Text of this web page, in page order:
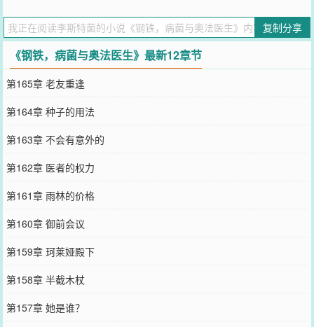
产力，顺手客串一回“现代医学之父”。防护学派的护盾术？刚好用来
罩出无尘结界。元能学派的燃烧之手？刚好用来消毒手术器械。嬗变
学派的物质变换？刚好用来手搓生理盐水。他还遇到了被称作“死眠圣
女”的女孩，其双手所触，任何活物都会安然睡去，再不醒来。莱昂的
第一反应是：“全身无菌？！这是上好的手术助手啊。”但他很快发现
——上一秒从死神手里抢回的士兵，转头又倒在了冲锋的路上。工厂
主依旧贪婪，新贵族依旧傲慢，普通人依旧沉默。世界已经病入膏
肓。于是医者戴上皇冠，准备亲自动手术。
您要是觉得《 钢铁，病菌与奥法医生
群和微博微信里的朋友推荐哦！
复制分享
《钢铁，病菌与奥法医生》最新12章节
第165章 老友重逢
第164章 种子的用法
第163章 不会有意外的
第162章 医者的权力
第161章 雨林的价格
第160章 御前会议
第159章 珂莱娅殿下
第158章 半截木杖
第157章 她是谁？